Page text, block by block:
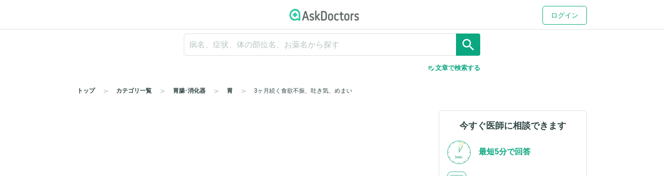
ログイン
search
edit_note文章で検索する
トップ カテゴリ一覧 胃腸･消化器 胃 3ヶ月続く食欲不振、吐き気、めまい
今すぐ医師に相談できます
最短5分で回答